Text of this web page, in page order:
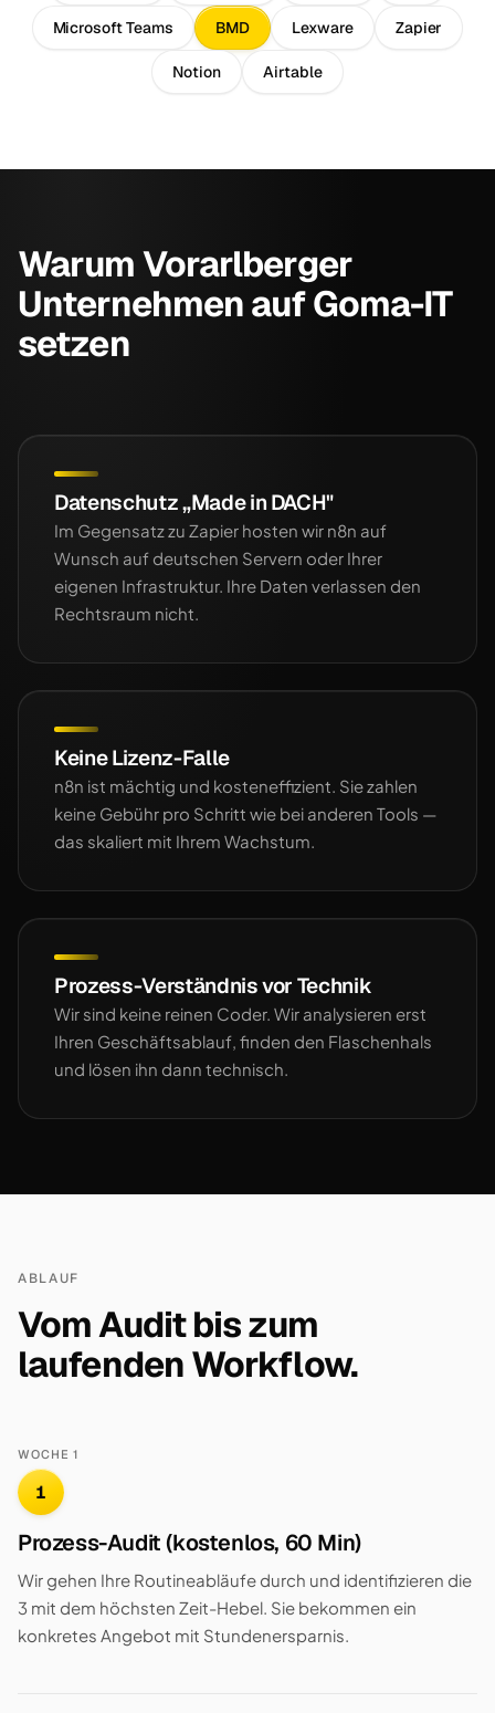
Microsoft Teams BMD Lexware Zapier
Notion Airtable
Warum Vorarlberger
Unternehmen auf Goma-IT
setzen
Datenschutz „Made in DACH"
Im Gegensatz zu Zapier hosten wir n8n auf
Wunsch auf deutschen Servern oder Ihrer
eigenen Infrastruktur. Ihre Daten verlassen den
Rechtsraum nicht.
Keine Lizenz-Falle
n8n ist mächtig und kosteneffizient. Sie zahlen
keine Gebühr pro Schritt wie bei anderen Tools —
das skaliert mit Ihrem Wachstum.
Prozess-Verständnis vor Technik
Wir sind keine reinen Coder. Wir analysieren erst
Ihren Geschäftsablauf, finden den Flaschenhals
und lösen ihn dann technisch.
ABLAUF
Vom Audit bis zum
laufenden Workflow.
WOCHE 1
1
Prozess-Audit (kostenlos, 60 Min)
Wir gehen Ihre Routineabläufe durch und identifizieren die
3 mit dem höchsten Zeit-Hebel. Sie bekommen ein
konkretes Angebot mit Stundenersparnis.